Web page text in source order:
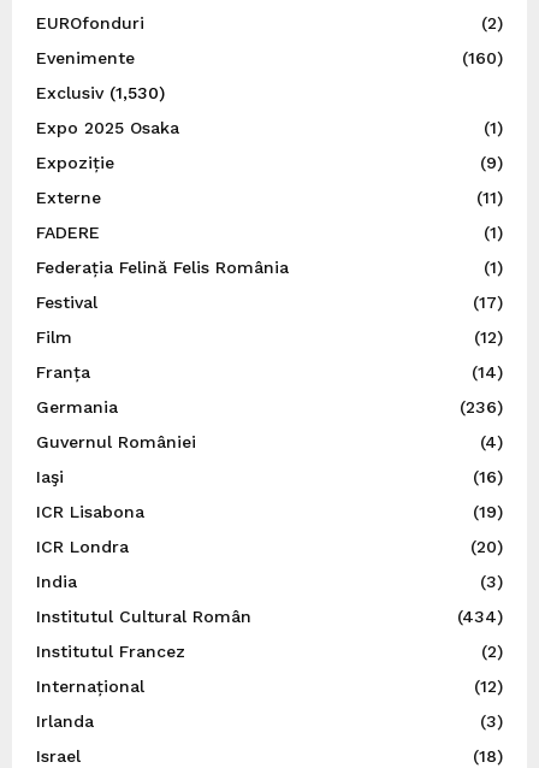
EUROfonduri
(2)
Evenimente
(160)
Exclusiv(1,530)
Expo 2025 Osaka
(1)
Expoziție
(9)
Externe
(11)
FADERE
(1)
Federația Felină Felis România
(1)
Festival
(17)
Film
(12)
Franța
(14)
Germania
(236)
Guvernul României
(4)
Iaşi
(16)
ICR Lisabona
(19)
ICR Londra
(20)
India
(3)
Institutul Cultural Român
(434)
Institutul Francez
(2)
Internațional
(12)
Irlanda
(3)
Israel
(18)